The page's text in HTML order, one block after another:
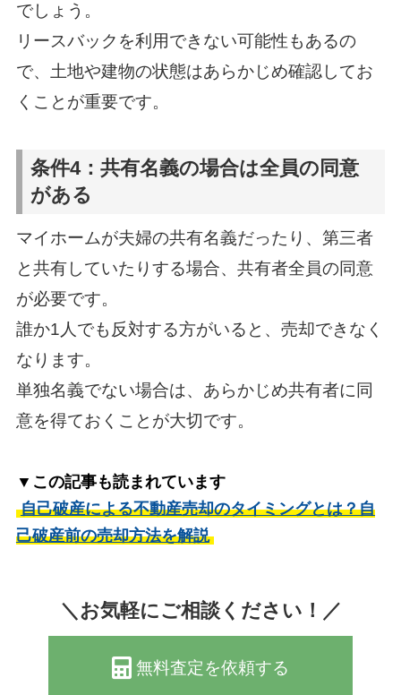
でしょう。
リースバックを利用できない可能性もあるの
で、土地や建物の状態はあらかじめ確認してお
くことが重要です。
条件4：共有名義の場合は全員の同意
がある
マイホームが夫婦の共有名義だったり、第三者
と共有していたりする場合、共有者全員の同意
が必要です。
誰か1人でも反対する方がいると、売却できなく
なります。
単独名義でない場合は、あらかじめ共有者に同
意を得ておくことが大切です。
▼この記事も読まれています
自己破産による不動産売却のタイミングとは？自
己破産前の売却方法を解説
＼お気軽にご相談ください！／
無料査定を依頼する